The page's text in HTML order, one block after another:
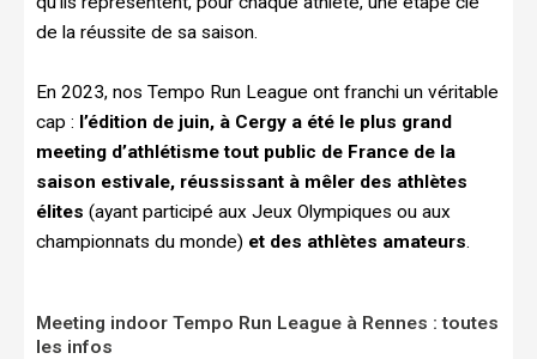
de la réussite de sa saison.
En 2023, nos Tempo Run League ont franchi un véritable
cap : l’édition de juin, à Cergy a été le plus grand
meeting d’athlétisme tout public de France de la
saison estivale, réussissant à mêler des athlètes
élites (ayant participé aux Jeux Olympiques ou aux
championnats du monde) et des athlètes amateurs
Meeting indoor Tempo Run League à Rennes : toutes
les infos